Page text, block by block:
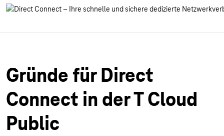
Gründe für Direct
Connect in der T Cloud
Public